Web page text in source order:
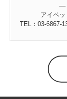
―
アイペ
TEL：03-6867-